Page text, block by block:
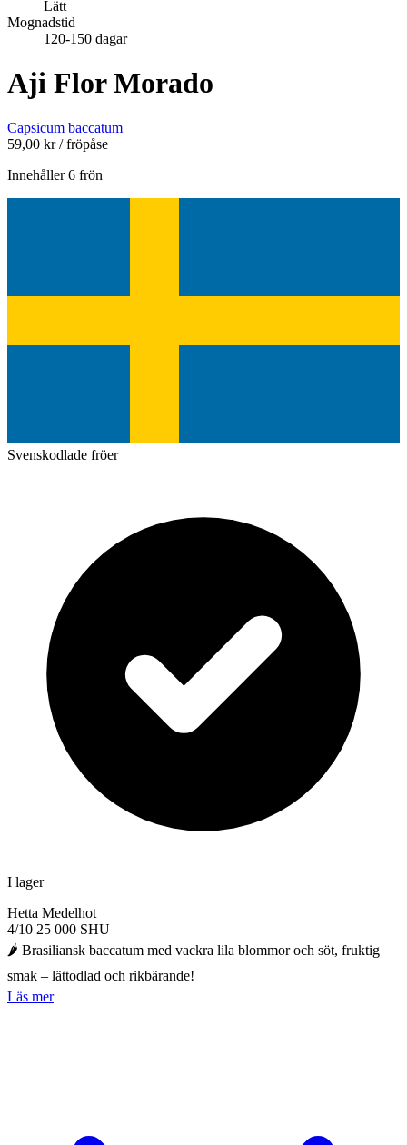
Lätt
Mognadstid
120-150 dagar
Aji Flor Morado
Capsicum baccatum
59,00 kr / fröpåse
Innehåller 6 frön
Svenskodlade fröer
I lager
Hetta Medelhot
4/10 25 000 SHU
🌶️ Brasiliansk baccatum med vackra lila blommor och söt, fruktig
smak – lättodlad och rikbärande!
Läs mer